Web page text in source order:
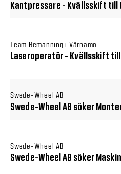
Kantpressare - Kvällsskift till
Team Bemanning i Värnamo
Laseroperatör - Kvällsskift till
Swede-Wheel AB
Swede-Wheel AB söker
Swede-Wheel AB
Swede-Wheel AB söker